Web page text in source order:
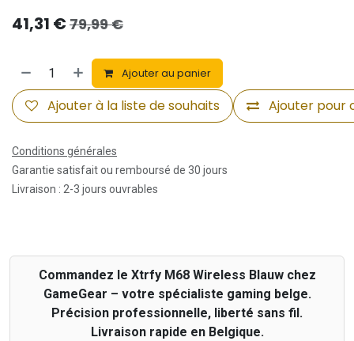
41,31 € 79,99€
Ajouter au panier
Ajouter pour
Ajouter à la liste de souhaits
Conditions générales
Garantie satisfait ou remboursé de 30 jours
Livraison : 2-3 jours ouvrables
Commandez le Xtrfy M68 Wireless Blauw chez
GameGear – votre spécialiste gaming belge.
Précision professionnelle, liberté sans fil.
Livraison rapide en Belgique.